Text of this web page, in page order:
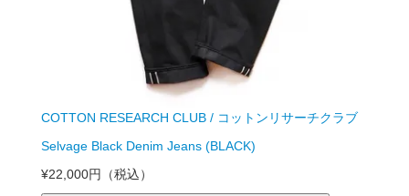
COTTON RESEARCH CLUB / コットンリサーチクラブ
Selvage Black Denim Jeans (BLACK)
¥22,000円
（税込）